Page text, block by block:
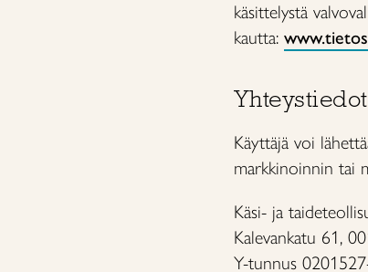
käsittelystä
kautta:
Käyttäjä voi
markkinoinnin tai
Käsi- ja
Kalevankatu 61,
Y-tunnus